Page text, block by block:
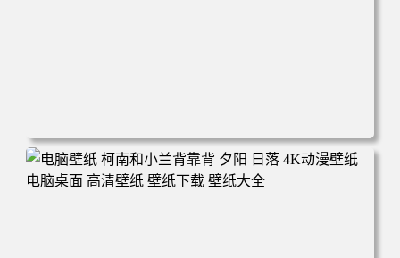
电脑壁纸 动漫 兔子朱迪 狐狸尼克 疯狂动物城 秋叶 秋天森
林 蓝天 4k壁纸 电脑桌面 高清壁纸 壁纸下载 壁纸大全